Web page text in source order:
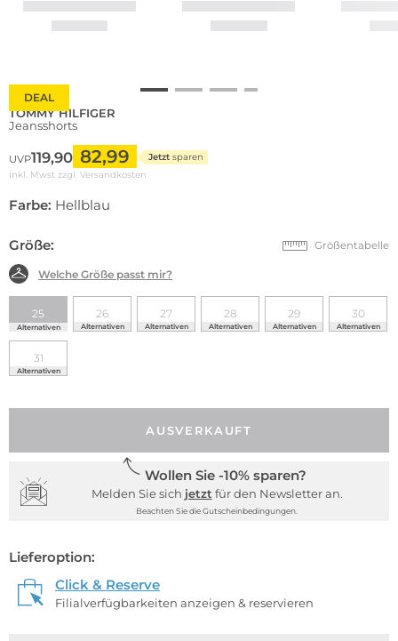
DEAL
TOMMY HILFIGER
Jeansshorts
UVP119,90 82,99 Jetzt sparen
inkl. Mwst zzgl. Versandkosten
Farbe: Hellblau
Größe: Größentabelle
Welche Größe passt mir?
25
Alternativen
26
Alternativen
27
Alternativen
28
Alternativen
29
Alternativen
30
Alternativen
31
Alternativen
AUSVERKAUFT
Wollen Sie -10% sparen?
Melden Sie sich jetzt für den Newsletter an.
Beachten Sie die Gutscheinbedingungen.
Lieferoption:
Click & Reserve
Filialverfügbarkeiten anzeigen & reservieren